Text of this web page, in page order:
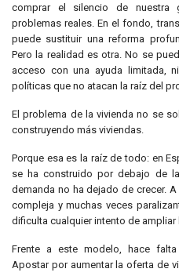
comprar el silencio de nuestra
problemas reales. En el fondo,
puede sustituir una reforma
Pero la realidad es otra. No se
acceso con una ayuda limitada,
políticas que no atacan la raíz del
El problema de la vivienda no se
construyendo más viviendas.
Porque esa es la raíz de todo: en
se ha construido por debajo de
demanda no ha dejado de crecer.
compleja y muchas veces
dificulta cualquier intento de ampliar
Frente a este modelo, hace
Apostar por aumentar la oferta de